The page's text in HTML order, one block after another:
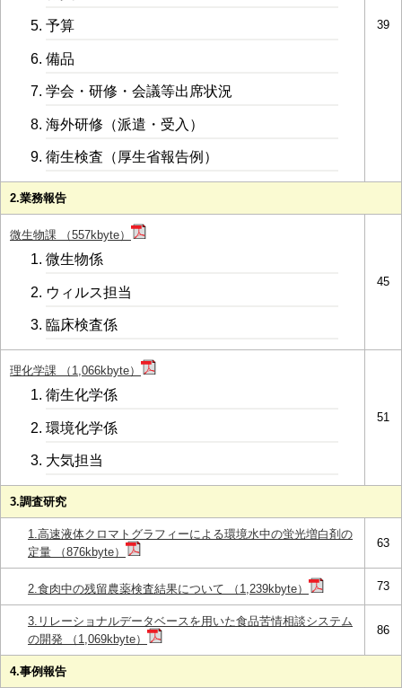
予算
備品
学会・研修・会議等出席状況
海外研修（派遣・受入）
衛生検査（厚生省報告例）
39
2.業務報告
微生物課 （557kbyte）
微生物係
ウィルス担当
臨床検査係
45
理化学課 （1,066kbyte）
衛生化学係
環境化学係
大気担当
51
3.調査研究
1.高速液体クロマトグラフィーによる環境水中の蛍光増白剤の
定量 （876kbyte）
63
2.食肉中の残留農薬検査結果について （1,239kbyte） 73
3.リレーショナルデータベースを用いた食品苦情相談システム
の開発 （1,069kbyte）
86
4.事例報告